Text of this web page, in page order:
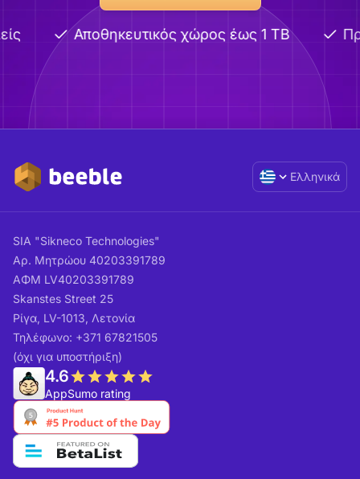
Αποθηκευτικός χώρος έως 1 TB
Ελληνικά
SIA "Sikneco Technologies"
Αρ. Μητρώου 40203391789
ΑΦΜ LV40203391789
Skanstes Street 25
Ρίγα, LV-1013, Λετονία
Τηλέφωνο: +371 67821505
(όχι για υποστήριξη)
4.6
AppSumo rating